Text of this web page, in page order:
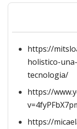
https://
holistico-
tecnologia/
https://
https://